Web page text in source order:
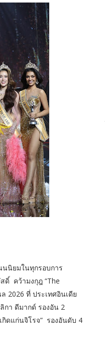
นนิยมในทุกรอบการ
ดิ์ คว้ามงกุฎ “The
2026 ที่ ประเทศอินเดีย
กา ดีมากด์ รองอัน 2
ดแก่นจิโรจ” รองอันดับ 4